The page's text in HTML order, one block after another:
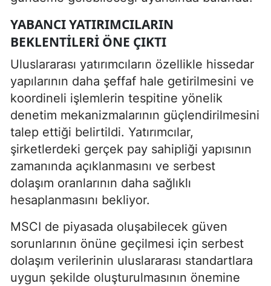
YABANCI YATIRIMCILARIN
BEKLENTILERI ÖNE ÇIKTI
Uluslararası yatırımcıların özellikle hissedar
yapılarının daha şeffaf hale getirilmesini ve
koordineli işlemlerin tespitine yönelik
denetim mekanizmalarının güçlendirilmesini
talep ettiği belirtildi. Yatırımcılar,
şirketlerdeki gerçek pay sahipliği yapısının
zamanında açıklanmasını ve serbest
dolaşım oranlarının daha sağlıklı
hesaplanmasını bekliyor.
MSCI de piyasada oluşabilecek güven
sorunlarının önüne geçilmesi için serbest
dolaşım verilerinin uluslararası standartlara
uygun şekilde oluşturulmasının önemine